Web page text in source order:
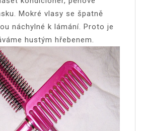
Mokré vlasy se špatně
náchylné k lámání. Proto je
hustým hřebenem.